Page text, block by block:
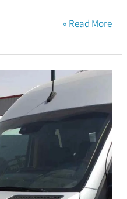
Read More »
מיניבוס
מקומות